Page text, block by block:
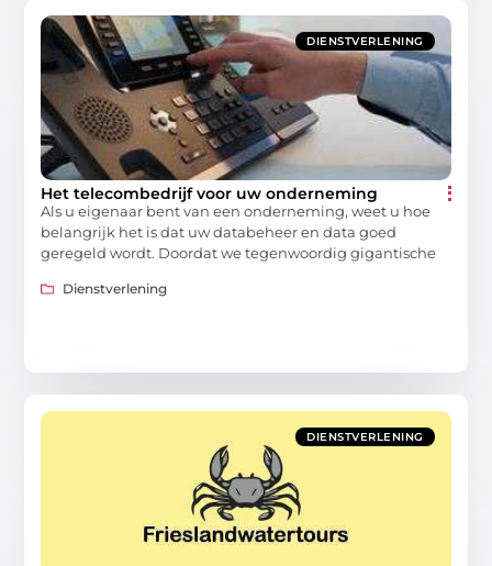
DIENSTVERLENING
Het telecombedrijf voor uw onderneming
Als u eigenaar bent van een onderneming, weet u hoe
belangrijk het is dat uw databeheer en data goed
geregeld wordt. Doordat we tegenwoordig gigantische
Dienstverlening
DIENSTVERLENING